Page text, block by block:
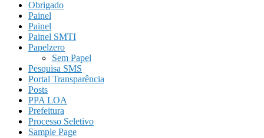
Obrigado
Painel
Painel
Painel SMTI
Papelzero
Sem Papel
Pesquisa SMS
Portal Transparência
Posts
PPA LOA
Prefeitura
Processo Seletivo
Sample Page